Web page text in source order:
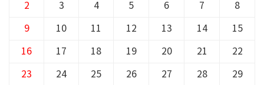
2 3 4 5 6 7 8
9 10 11 12 13 14 15
16 17 18 19 20 21 22
23 24 25 26 27 28 29